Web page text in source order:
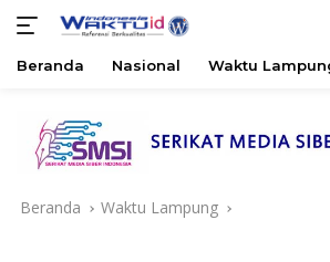
konten
Beranda Nasional Waktu
Beranda Waktu Lampung